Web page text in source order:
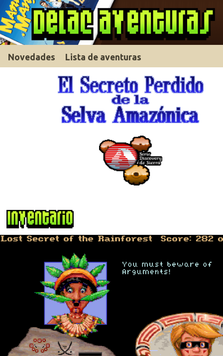
Novedades Lista de aventuras
Pantalla de protección de copia. Descarga las claves.